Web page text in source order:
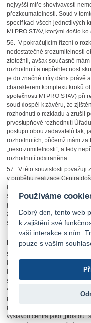
nejvyšší míře shovívavosti
přezkoumatelnosti. Soud v
specifikaci všech jednotlivých
MI PRO STAV, kterými došlo
56. V pokračujícím řízení o
nedostatečné srozumitelnosti
ztotožnil, avšak současně
rozhodnutí a nepřehlednost
je do značné míry dána právě
charakterem komplexu kroků
společnosti MI PRO STAV) při
soud dospěl k závěru, že
rozhodnutí o rozkladu a zrušil
prvostupňové rozhodnutí
postupu obou zadavatelů tak,
rozhodnutích, přičemž mám za
„nesrozumitelnosti“, a tedy
rozhodnutí odstraněna.
57. V této souvislosti považuji
v průběhu realizace Centra
společnost MI PRO STAV. Byť
předmětu plnění překrývaly,
zakázky vzájemně odlišné, a
sankcionoval samostatně v
Veřejná zakázka podle § 9
Prostějov
58. První z těchto veřejných
kdy jako zadavatel figuruje
která plně odpovídá definici §
slovem „včetně“, tedy o
stavebních prací, které
pořizovaných s využitím
poskytovaných zadavateli jinou
výstavbu centra jako
Používáme
Dobrý den, tento web
k zajištění své
vaší interakce s ním.
pouze s vaším